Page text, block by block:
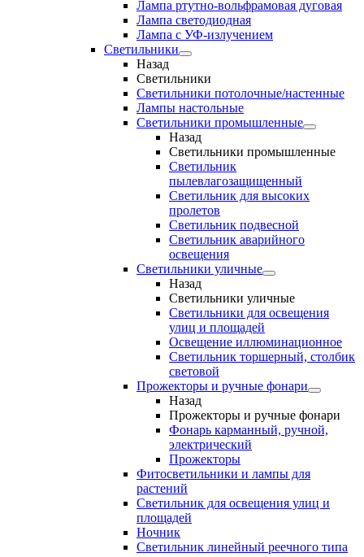
Лампа ртутно-вольфрамовая дуговая
Лампа светодиодная
Лампа с УФ-излучением
Светильники
Назад
Светильники
Светильники потолочные/настенные
Лампы настольные
Светильники промышленные
Назад
Светильники промышленные
Светильник
пылевлагозащищенный
Светильник для высоких
пролетов
Светильник подвесной
Светильник аварийного
освещения
Светильники уличные
Назад
Светильники уличные
Светильники для освещения
улиц и площадей
Освещение иллюминационное
Светильник торшерный, столбик
световой
Прожекторы и ручные фонари
Назад
Прожекторы и ручные фонари
Фонарь карманный, ручной,
электрический
Прожекторы
Фитосветильники и лампы для
растений
Светильник для освещения улиц и
площадей
Ночник
Светильник линейный реечного типа